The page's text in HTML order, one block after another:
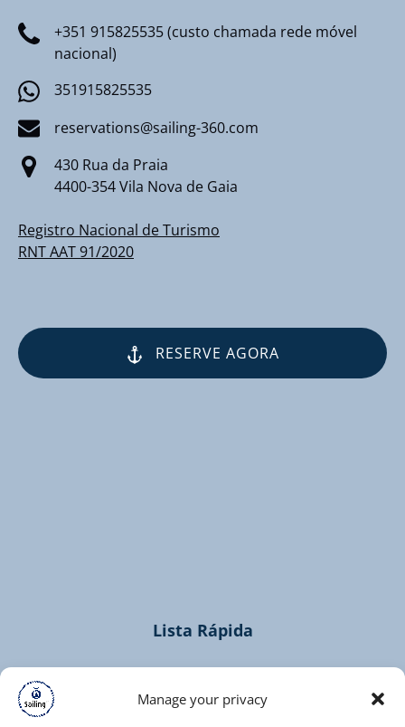
Manage your privacy
+351 915825535 (custo chamada rede móvel
nacional)
351915825535
reservations@sailing-360.com
430 Rua da Praia
4400-354 Vila Nova de Gaia
Registro Nacional de Turismo
RNT AAT 91/2020
RESERVE AGORA
Lista Rápida
Home
Cruzeiros